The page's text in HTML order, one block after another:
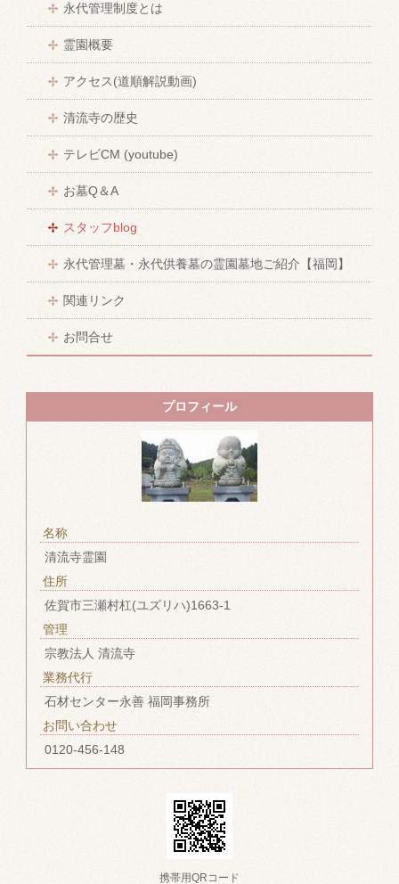
永代管理制度とは
霊園概要
アクセス(道順解説動画)
清流寺の歴史
テレビCM (youtube)
お墓Q＆A
スタッフblog
永代管理墓・永代供養墓の霊園墓地ご紹介【福岡】
関連リンク
お問合せ
プロフィール
名称
清流寺霊園
住所
佐賀市三瀬村杠(ユズリハ)1663-1
管理
宗教法人 清流寺
業務代行
石材センター永善 福岡事務所
お問い合わせ
0120-456-148
携帯用QRコード